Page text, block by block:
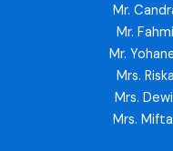
Mr.
Mr.
Mr.
Mrs.
Mrs.
Mrs.